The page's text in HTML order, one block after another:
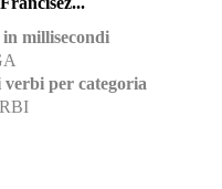
millisecondi
per categoria